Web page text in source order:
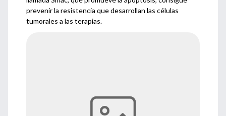
prevenir la resistencia que desarrollan las células
tumorales a las terapias.